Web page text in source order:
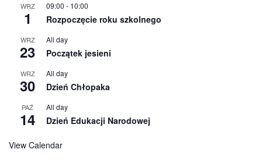
WRZ
1
09:00 - 10:00
Rozpoczęcie roku szkolnego
WRZ
23
All day
Początek jesieni
WRZ
30
All day
Dzień Chłopaka
PAŹ
14
All day
Dzień Edukacji Narodowej
View Calendar